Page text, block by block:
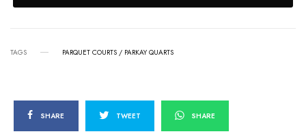
TAGS PARQUET COURTS / PARKAY QUARTS
SHARE TWEET SHARE